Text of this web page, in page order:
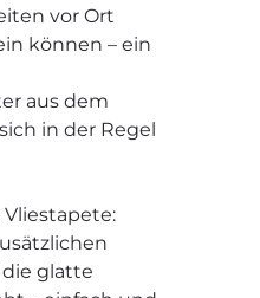
vor Ort
können – ein
aus dem
in der Regel
glatte